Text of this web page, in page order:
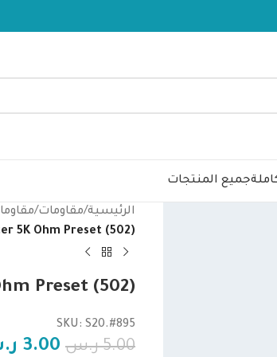
جميع المنتجات
الرئيسية/مقاومات/
5K Ohm Preset (502)
Preset (502)
SKU: S20.#895
5.00 ر.س 3.00